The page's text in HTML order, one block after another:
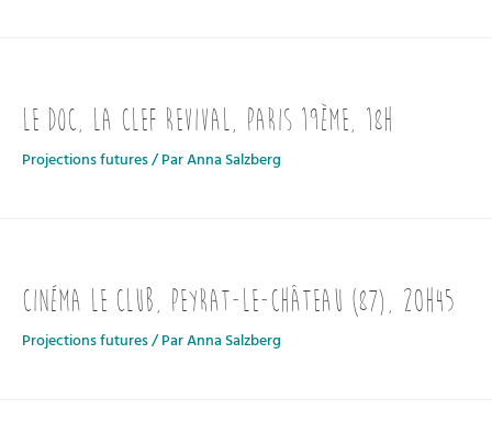
Le Doc, la Clef Revival, Paris 19ème, 18h
Projections futures/ ParAnna Salzberg
Cinéma Le Club, Peyrat-le-Château (87), 20h45
Projections futures/ ParAnna Salzberg